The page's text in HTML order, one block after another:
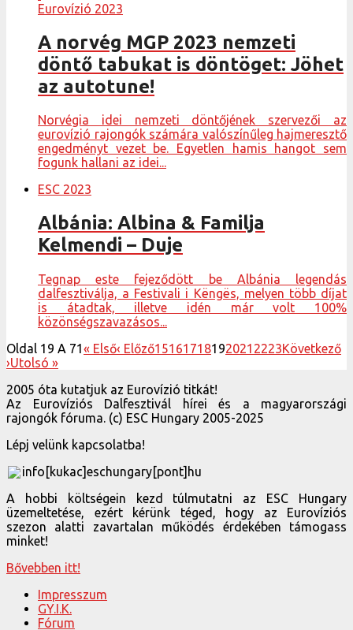
Eurovízió 2023
A norvég MGP 2023 nemzeti
döntő tabukat is döntöget: Jöhet
az autotune!
Norvégia idei nemzeti döntőjének szervezői az
eurovízió rajongók számára valószínűleg hajmeresztő
engedményt vezet be. Egyetlen hamis hangot sem
fogunk hallani az idei...
ESC 2023
Albánia: Albina & Familja
Kelmendi – Duje
Tegnap este fejeződött be Albánia legendás
dalfesztiválja, a Festivali i Këngës, melyen több díjat
is átadtak, illetve idén már volt 100%
közönségszavazásos...
Oldal 19 A 71« Első‹ Előző15161718192021 2223Következő
›Utolsó »
2005 óta kutatjuk az Eurovízió titkát!
Az Eurovíziós Dalfesztivál hírei és a magyarországi
rajongók fóruma. (c) ESC Hungary 2005-2025
Lépj velünk kapcsolatba!
info[kukac]eschungary[pont]hu
A hobbi költségein kezd túlmutatni az ESC Hungary
üzemeltetése, ezért kérünk téged, hogy az Eurovíziós
szezon alatti zavartalan működés érdekében támogass
minket!
Bővebben itt!
Impresszum
GY.I.K.
Fórum